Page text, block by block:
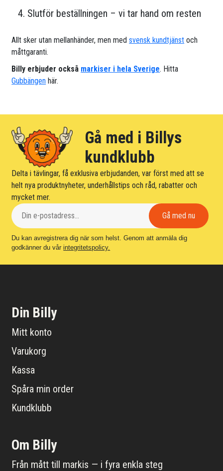
Slutför beställningen – vi tar hand om resten
Allt sker utan mellanhänder, men medsvensk kundtjänst och
måttgaranti.
Billy erbjuder också markiser i hela Sverige. Hitta
Gubbängen här.
Gå med i Billys
kundklubb
Delta i tävlingar, få exklusiva erbjudanden, var först med att se
helt nya produktnyheter, underhållstips och råd, rabatter och
mycket mer.
Du kan avregistrera dig när som helst. Genom att anmäla dig
godkänner du vårintegritetspolicy.
Din Billy
Mitt konto
Varukorg
Kassa
Spåra min order
Kundklubb
Om Billy
Från mått till markis — i fyra enkla steg